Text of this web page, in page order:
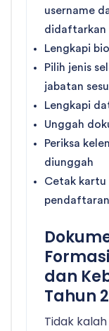
username
didaftarkan
Lengkapi
Pilih jenis
jabatan
Lengkapi
Unggah
Periksa
diunggah
Cetak kartu
pendaftaran
dan
Tahun
Tidak